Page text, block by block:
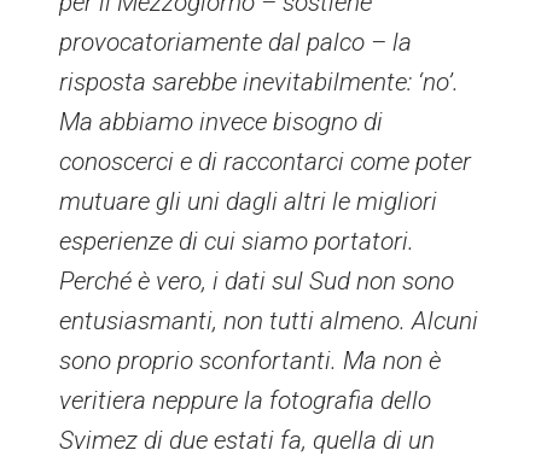
provocatoriamente dal palco – la
risposta sarebbe inevitabilmente: ‘no’.
Ma abbiamo invece bisogno di
conoscerci e di raccontarci come poter
mutuare gli uni dagli altri le migliori
esperienze di cui siamo portatori.
Perché è vero, i dati sul Sud non sono
entusiasmanti, non tutti almeno. Alcuni
sono proprio sconfortanti. Ma non è
veritiera neppure la fotografia dello
Svimez di due estati fa, quella di un